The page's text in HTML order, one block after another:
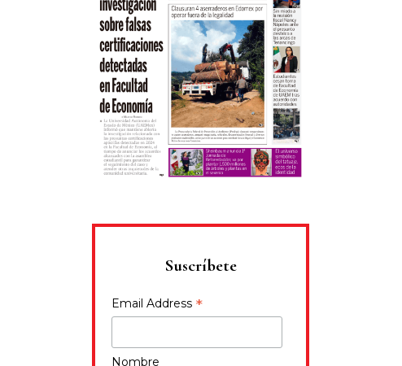
Suscríbete
Email Address *
Nombre